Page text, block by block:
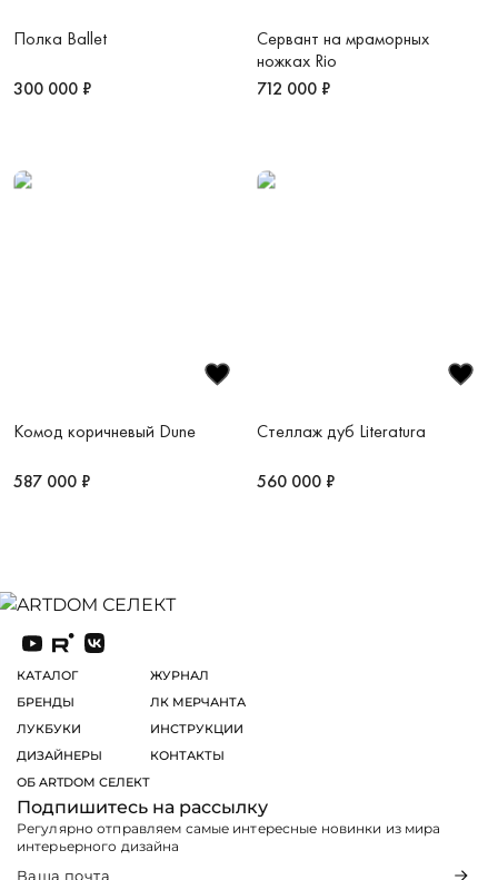
Полка Ballet
300 000 ₽
Сервант на мраморных
ножках Rio
712 000 ₽
Комод коричневый Dune
587 000 ₽
Стеллаж дуб Literatura
560 000 ₽
КАТАЛОГ
БРЕНДЫ
ЛУКБУКИ
ДИЗАЙНЕРЫ
ОБ ARTDOM СЕЛЕКТ
ЖУРНАЛ
ЛК МЕРЧАНТА
ИНСТРУКЦИИ
КОНТАКТЫ
Подпишитесь на рассылку
Регулярно отправляем самые интересные новинки из мира
интерьерного дизайна